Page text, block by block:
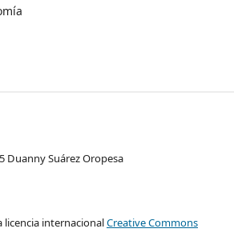
Duanny Suárez Oropesa
licencia internacionalCreative Commons